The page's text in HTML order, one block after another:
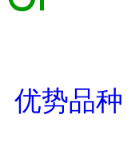
优势品种